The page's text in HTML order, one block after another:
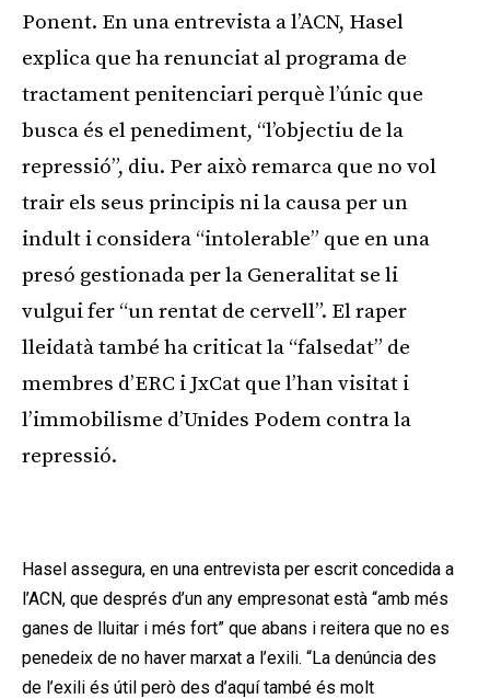
Ponent. En una entrevista a l’ACN, Hasel
explica que ha renunciat al programa de
tractament penitenciari perquè l’únic que
busca és el penediment, “l’objectiu de la
repressió”, diu. Per això remarca que no vol
trair els seus principis ni la causa per un
indult i considera “intolerable” que en una
presó gestionada per la Generalitat se li
vulgui fer “un rentat de cervell”. El raper
lleidatà també ha criticat la “falsedat” de
membres d’ERC i JxCat que l’han visitat i
l’immobilisme d’Unides Podem contra la
repressió.
Hasel assegura, en una entrevista per escrit concedida a
l’ACN, que després d’un any empresonat està “amb més
ganes de lluitar i més fort” que abans i reitera que no es
penedeix de no haver marxat a l’exili. “La denúncia des
de l’exili és útil però des d’aquí també és molt